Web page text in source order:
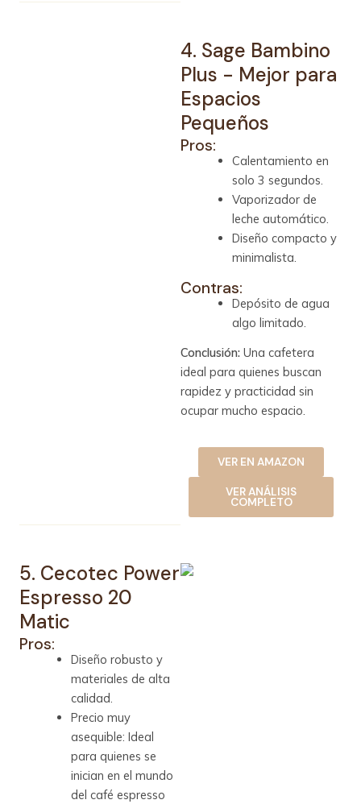
4. Sage Bambino
Plus - Mejor para
Espacios
Pequeños
Pros:
Calentamiento en
solo 3 segundos.
Vaporizador de
leche automático.
Diseño compacto y
minimalista.
Contras:
Depósito de agua
algo limitado.
Conclusión: Una cafetera
ideal para quienes buscan
rapidez y practicidad sin
ocupar mucho espacio.
VER EN AMAZON
VER ANÁLISIS
COMPLETO
5. Cecotec Power
Espresso 20
Matic
Pros:
Diseño robusto y
materiales de alta
calidad.
Precio muy
asequible: Ideal
para quienes se
inician en el mundo
del café espresso